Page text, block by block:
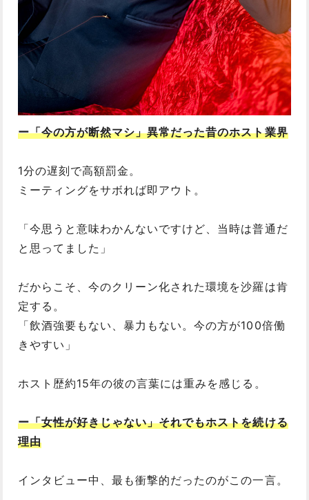
ー「今の方が断然マシ」異常だった昔のホスト業界
1分の遅刻で高額罰金。
ミーティングをサボれば即アウト。
「今思うと意味わかんないですけど、当時は普通だ
と思ってました」
だからこそ、今のクリーン化された環境を沙羅は肯
定する。
「飲酒強要もない、暴力もない。今の方が100倍働
きやすい」
ホスト歴約15年の彼の言葉には重みを感じる。
ー「女性が好きじゃない」それでもホストを続ける
理由
インタビュー中、最も衝撃的だったのがこの一言。